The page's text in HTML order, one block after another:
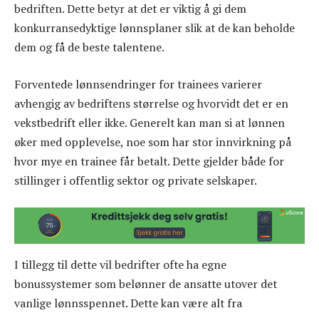
bedriften. Dette betyr at det er viktig å gi dem
konkurransedyktige lønnsplaner slik at de kan beholde
dem og få de beste talentene.
Forventede lønnsendringer for trainees varierer
avhengig av bedriftens størrelse og hvorvidt det er en
vekstbedrift eller ikke. Generelt kan man si at lønnen
øker med opplevelse, noe som har stor innvirkning på
hvor mye en trainee får betalt. Dette gjelder både for
stillinger i offentlig sektor og private selskaper.
I tillegg til dette vil bedrifter ofte ha egne
bonussystemer som belønner de ansatte utover det
vanlige lønnsspennet. Dette kan være alt fra